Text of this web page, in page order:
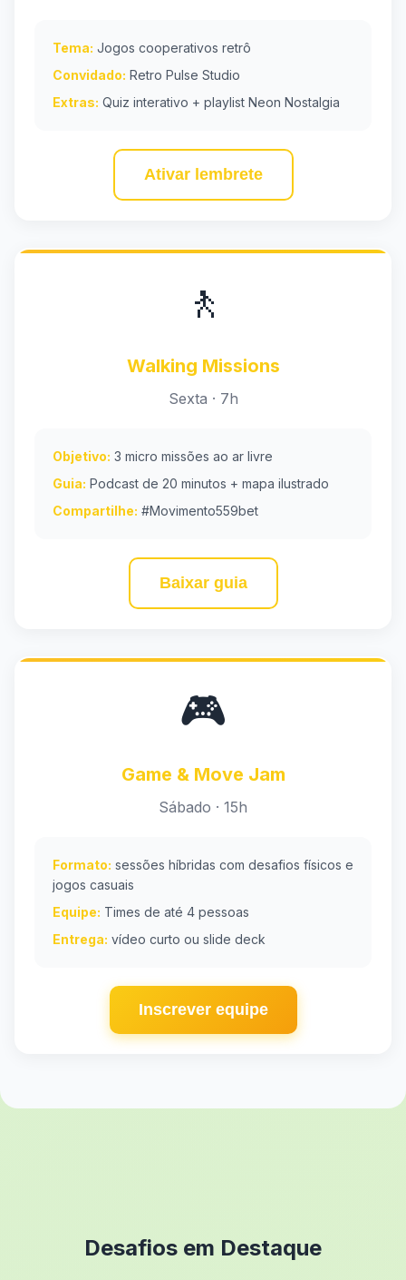
Tema: Jogos cooperativos retrô
Convidado: Retro Pulse Studio
Extras: Quiz interativo + playlist Neon Nostalgia
Ativar lembrete
🚶
Walking Missions
Sexta · 7h
Objetivo: 3 micro missões ao ar livre
Guia: Podcast de 20 minutos + mapa ilustrado
Compartilhe: #Movimento559bet
Baixar guia
🎮
Game & Move Jam
Sábado · 15h
Formato: sessões híbridas com desafios físicos e
jogos casuais
Equipe: Times de até 4 pessoas
Entrega: vídeo curto ou slide deck
Inscrever equipe
Desafios em Destaque